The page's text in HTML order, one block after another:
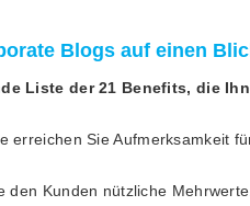
Blogs auf einen
Liste der 21 Benefits, die
erreichen Sie Aufmerksamkeit
den Kunden nützliche Mehrwerte.